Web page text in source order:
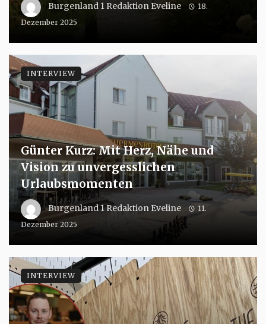
Burgenland 1 Redaktion Eveline
18.
Dezember 2025
Günter Kurz: Mit Herz, Nähe und
Vision zu unvergesslichen
Urlaubsmomenten
Burgenland 1 Redaktion Eveline
11.
Dezember 2025
INTERVIEW
INTERVIEW